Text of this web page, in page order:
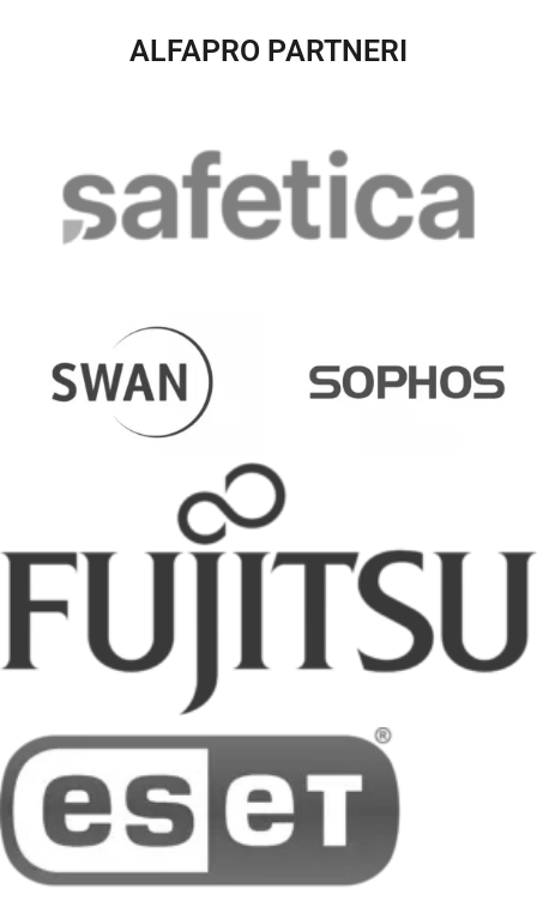
ALFAPRO PARTNERI​